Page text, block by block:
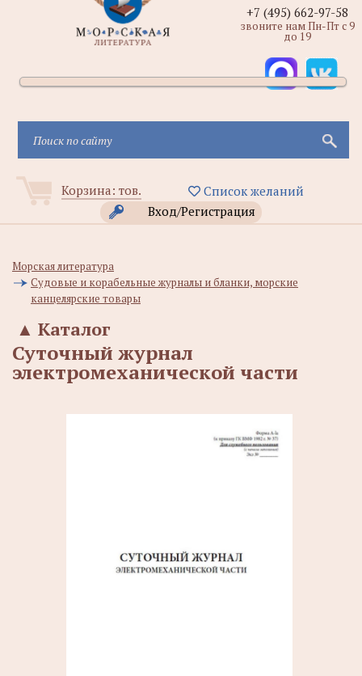
Корзина: тов.
Список желаний
Вход/Регистрация
+7 (495) 662-97-58
звоните нам Пн-Пт с 9
до 19
Морская литература
Судовые и корабельные журналы и бланки, морские
канцелярские товары
Каталог
▲
Суточный журнал
электромеханической части